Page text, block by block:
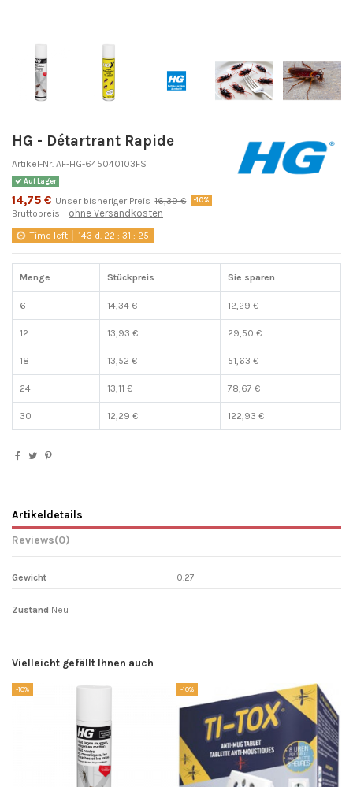
HG - Détartrant Rapide
Artikel-Nr. AF-HG-645040103FS
Auf Lager
14,75 € Unser bisheriger Preis 16,39 € -10%
Bruttopreis ohne Versandkosten
Time left 143 d. 22 :31 : 24
Menge Stückpreis Sie sparen
6 14,34 € 12,29 €
12 13,93 € 29,50 €
18 13,52 € 51,63 €
24 13,11 € 78,67 €
30 12,29 € 122,93 €
Artikeldetails
Reviews(0)
Gewicht 0.27
Zustand Neu
Vielleicht gefällt Ihnen auch
-10% -10%